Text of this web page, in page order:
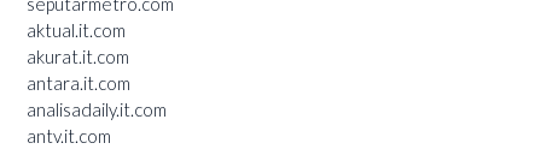
aktual.it.com
akurat.it.com
antara.it.com
analisadaily.it.com
antv.it.com